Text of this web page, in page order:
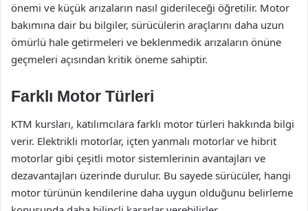
önemi ve küçük arızaların nasıl giderileceği öğretilir. Motor
bakımına dair bu bilgiler, sürücülerin araçlarını daha uzun
ömürlü hale getirmeleri ve beklenmedik arızaların önüne
geçmeleri açısından kritik öneme sahiptir.
Farklı Motor Türleri
KTM kursları, katılımcılara farklı motor türleri hakkında bilgi
verir. Elektrikli motorlar, içten yanmalı motorlar ve hibrit
motorlar gibi çeşitli motor sistemlerinin avantajları ve
dezavantajları üzerinde durulur. Bu sayede sürücüler, hangi
motor türünün kendilerine daha uygun olduğunu belirleme